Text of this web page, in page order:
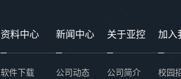
资料中心
软件下载
新闻中心
公司动态
关于亚控
公司简介
加入
校园